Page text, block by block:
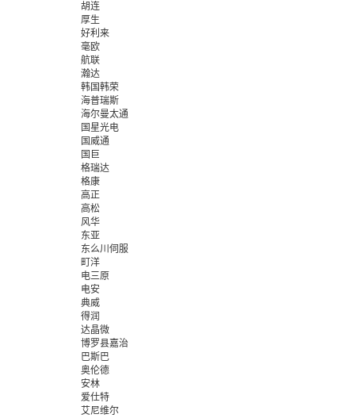
胡连
厚生
好利来
毫欧
航联
瀚达
韩国韩荣
海普瑞斯
海尔曼太通
国星光电
国威通
国巨
格瑞达
格康
高正
高松
风华
东亚
东么川伺服
町洋
电三原
电安
典威
得润
达晶微
博罗县嘉治
巴斯巴
奥伦德
安林
爱仕特
艾尼维尔